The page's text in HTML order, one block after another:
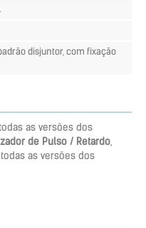
disjuntor, com fixação
as versões dos
de Pulso / Retardo,
as versões dos